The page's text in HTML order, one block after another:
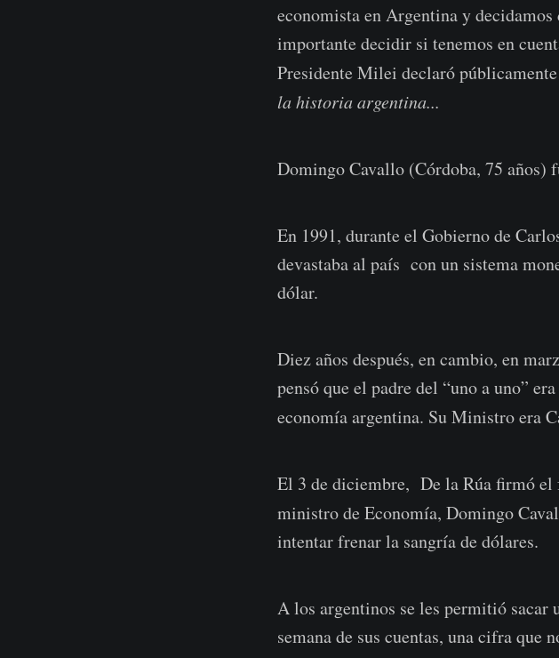
economista en Argentina y
importante decidir si tenemos en
Presidente Milei declaró
la historia argentina...
Domingo Cavallo (Córdoba, 75 años)
En 1991, durante el Gobierno de
devastaba al país con un sistema
dólar.
Diez años después, en cambio, en
pensó que el padre del “uno a uno”
economía argentina. Su Ministro era
El 3 de diciembre, De la Rúa firmó el
ministro de Economía, Domingo
intentar frenar la sangría de dólares.
A los argentinos se les permitió sacar
semana de sus cuentas, una cifra